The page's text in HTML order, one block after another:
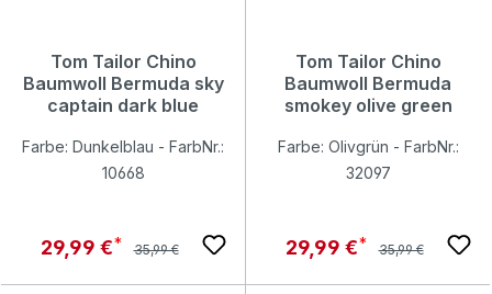
Tom Tailor Chino
Baumwoll Bermuda sky
captain dark blue
Farbe: Dunkelblau - FarbNr.:
10668
Verkaufspreis:
29,99 € Regulärer Preis:
35,99 €
Tom Tailor Chino
Baumwoll Bermuda
smokey olive green
Farbe: Olivgrün - FarbNr.:
32097
Verkaufspreis:
29,99 € Regulärer Preis:
35,99 €